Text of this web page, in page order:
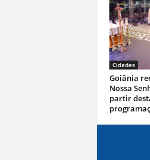
Cidades
Goiânia
Nossa
partir